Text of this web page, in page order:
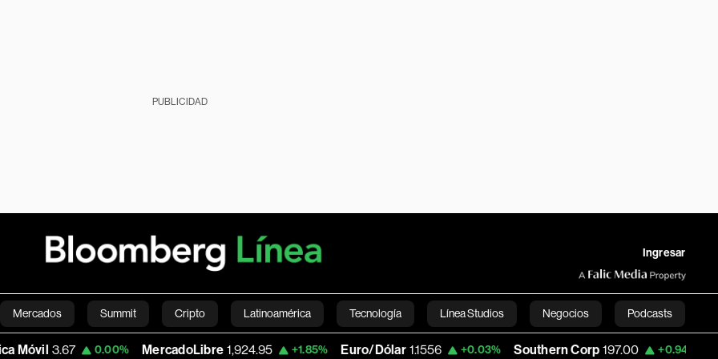
PUBLICIDAD
Ingresar
Mercados Summit Cripto Latinoamérica Tecnología Línea Studios Negocios Podcasts
Economía Estilo de vida Mundo Videos English
0.00% MercadoLibre 1,924.95 +1.85% Euro/Dólar 1.1556 +0.03% Southern Corp 197.00 +0.94% Copa